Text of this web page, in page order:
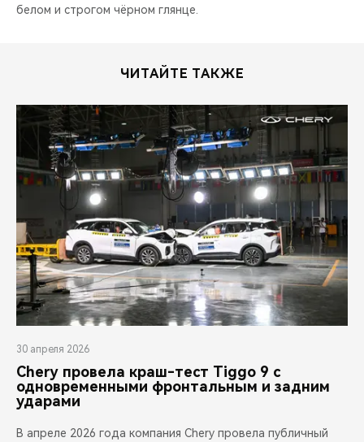
белом и строгом чёрном глянце.
ЧИТАЙТЕ ТАКЖЕ
30 апреля 2026
Chery провела краш-тест Tiggo 9 с
одновременными фронтальным и задним
ударами
В апреле 2026 года компания Chery провела публичный